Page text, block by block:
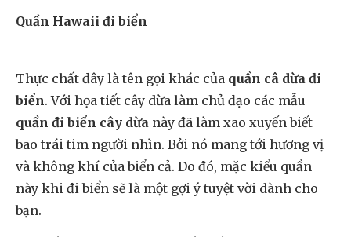
Quần Hawaii đi biển
Thực chất đây là tên gọi khác của quần câ dừa đi
biển. Với họa tiết cây dừa làm chủ đạo các mẫu
quần đi biển cây dừa này đã làm xao xuyến biết
bao trái tim người nhìn. Bởi nó mang tới hương vị
và không khí của biển cả. Do đó, mặc kiểu quần
này khi đi biển sẽ là một gợi ý tuyệt vời dành cho
bạn.